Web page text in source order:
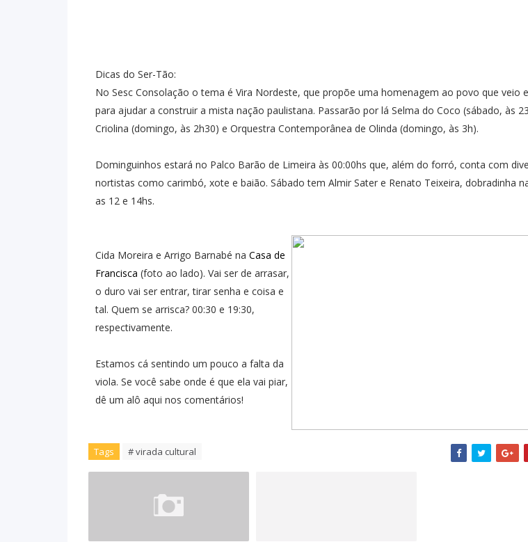
Dicas do Ser-Tão:
No Sesc Consolação o tema é Vira Nordeste, que propõe uma homenagem ao povo que veio
para ajudar a construir a mista nação paulistana. Passarão por lá Selma do Coco (sábado, às
Criolina (domingo, às 2h30) e Orquestra Contemporânea de Olinda (domingo, às 3h).
Dominguinhos estará no Palco Barão de Limeira às 00:00hs que, além do forró, conta com
nortistas como carimbó, xote e baião. Sábado tem Almir Sater e Renato Teixeira, dobradinha
as 12 e 14hs.
Cida Moreira e Arrigo Barnabé na Casa de
Francisca (foto ao lado). Vai ser de arrasar,
o duro vai ser entrar, tirar senha e coisa e
tal. Quem se arrisca? 00:30 e 19:30,
respectivamente.
Estamos cá sentindo um pouco a falta da
viola. Se você sabe onde é que ela vai piar,
dê um alô aqui nos comentários!
Tags # virada cultural